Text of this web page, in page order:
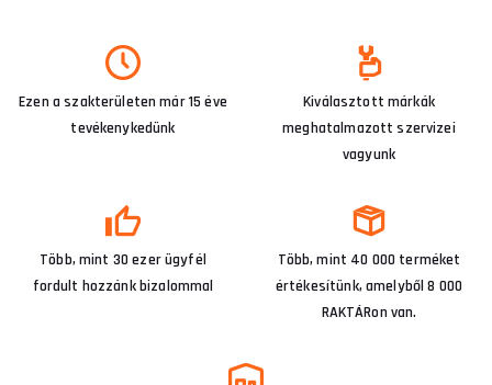
Ezen a szakterületen már 15 éve
tevékenykedünk
Kiválasztott márkák
meghatalmazott szervizei
vagyunk
Több, mint 30 ezer ügyfél
fordult hozzánk bizalommal
Több, mint 40 000 terméket
értékesítünk, amelyből 8 000
RAKTÁRon van.